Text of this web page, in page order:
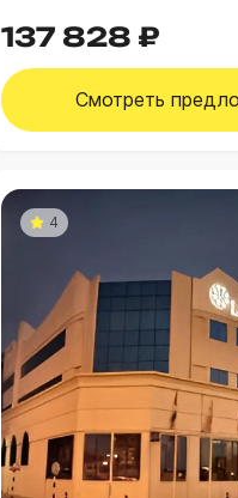
137 828 ₽
Смотреть
4